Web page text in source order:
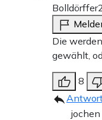
Bolldörffer
Die
gewählt,
8